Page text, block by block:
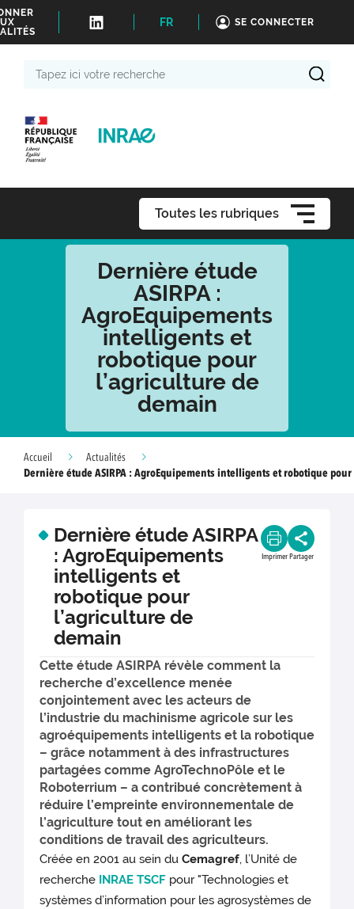
FR SE CONNECTER
Toutes les rubriques
Dernière étude
ASIRPA :
AgroEquipements
intelligents et
robotique pour
l’agriculture de
demain
Accueil
Actualités
Dernière étude ASIRPA : AgroEquipements intelligents et robotique
Dernière étude ASIRPA
: AgroEquipements
intelligents et
robotique pour
l’agriculture de
demain
Imprimer Partager
Cette étude ASIRPA révèle comment la
recherche d’excellence menée
conjointement avec les acteurs de
l’industrie du machinisme agricole sur les
agroéquipements intelligents et la robotique
– grâce notamment à des infrastructures
partagées comme AgroTechnoPôle et le
Roboterrium – a contribué concrètement à
réduire l’empreinte environnementale de
l’agriculture tout en améliorant les
conditions de travail des agriculteurs.
Créée en 2001 au sein duCemagref, l’Unité de
recherche INRAE TSCF pour "Technologies et
systèmes d’information pour les agrosystèmes de